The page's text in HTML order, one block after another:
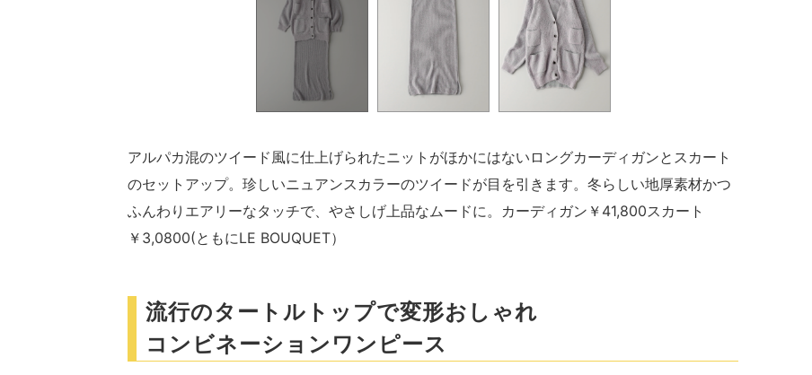
アルパカ混のツイード風に仕上げられたニットがほかにはないロングカーディガンとスカート
のセットアップ。珍しいニュアンスカラーのツイードが目を引きます。冬らしい地厚素材かつ
ふんわりエアリーなタッチで、やさしげ上品なムードに。カーディガン￥41,800スカート
￥3,0800(ともにLE BOUQUET）
流行のタートルトップで変形おしゃれ
コンビネーションワンピース